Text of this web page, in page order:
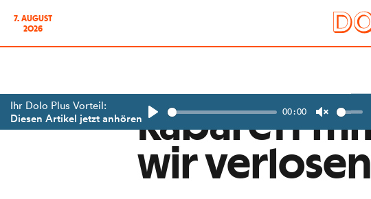
7. AUGUST
2026
Ihr Dolo Plus Vorteil:
Diesen Artikel jetzt anhören 00:00
Kabarett
wir